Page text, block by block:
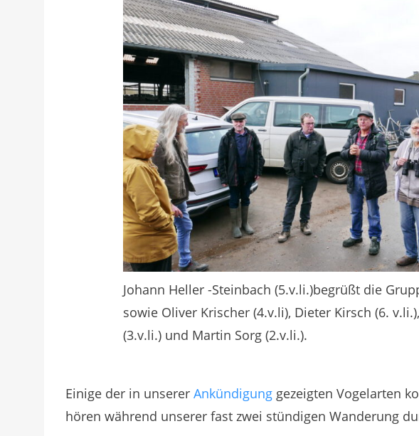
Johann Heller -Steinbach (5.v.li.)begrüßt die
sowie Oliver Krischer (4.v.li), Dieter Kirsch (6.
(3.v.li.) und Martin Sorg (2.v.li.).
Einige der in unserer Ankündigung gezeigten Vogelarten
hören während unserer fast zwei stündigen Wanderung